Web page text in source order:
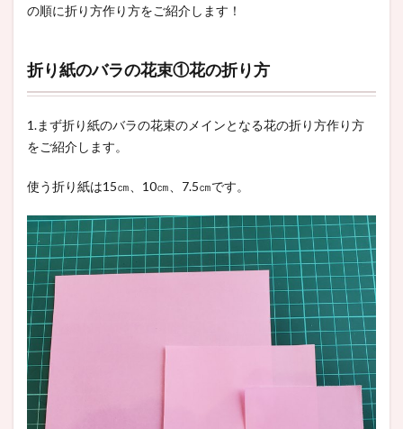
の順に折り方作り方をご紹介します！
折り紙のバラの花束①花の折り方
1.まず折り紙のバラの花束のメインとなる花の折り方作り方
をご紹介します。
使う折り紙は15㎝、10㎝、7.5㎝です。